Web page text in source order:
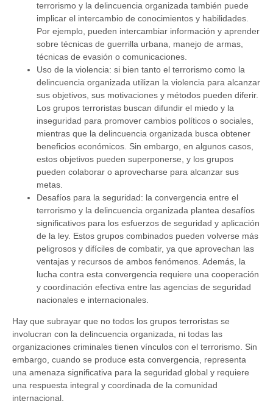
terrorismo y la delincuencia organizada también puede
implicar el intercambio de conocimientos y habilidades.
Por ejemplo, pueden intercambiar información y aprender
sobre técnicas de guerrilla urbana, manejo de armas,
técnicas de evasión o comunicaciones.
Uso de la violencia: si bien tanto el terrorismo como la
delincuencia organizada utilizan la violencia para alcanzar
sus objetivos, sus motivaciones y métodos pueden diferir.
Los grupos terroristas buscan difundir el miedo y la
inseguridad para promover cambios políticos o sociales,
mientras que la delincuencia organizada busca obtener
beneficios económicos. Sin embargo, en algunos casos,
estos objetivos pueden superponerse, y los grupos
pueden colaborar o aprovecharse para alcanzar sus
metas.
Desafíos para la seguridad: la convergencia entre el
terrorismo y la delincuencia organizada plantea desafíos
significativos para los esfuerzos de seguridad y aplicación
de la ley. Estos grupos combinados pueden volverse más
peligrosos y difíciles de combatir, ya que aprovechan las
ventajas y recursos de ambos fenómenos. Además, la
lucha contra esta convergencia requiere una cooperación
y coordinación efectiva entre las agencias de seguridad
nacionales e internacionales.
Hay que subrayar que no todos los grupos terroristas se
involucran con la delincuencia organizada, ni todas las
organizaciones criminales tienen vínculos con el terrorismo. Sin
embargo, cuando se produce esta convergencia, representa
una amenaza significativa para la seguridad global y requiere
una respuesta integral y coordinada de la comunidad
internacional.